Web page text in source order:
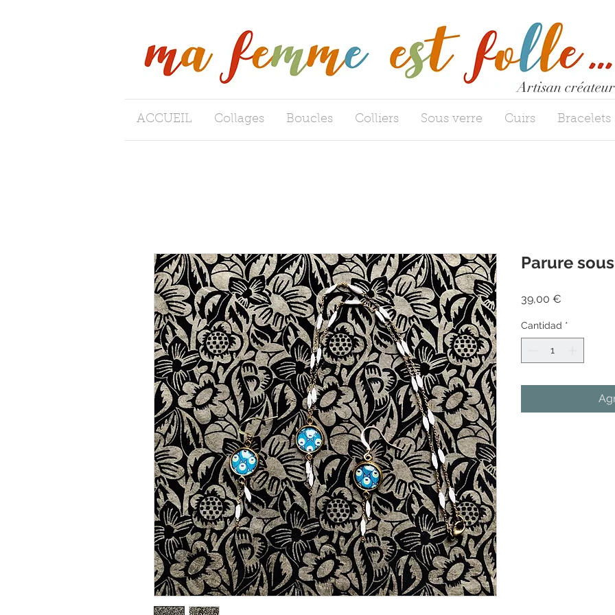
ACCUEIL Collages Boucles Colliers Sous verre Cuirs Bracelets
Artisan créateur
Parure
39,00 €
Cantidad *